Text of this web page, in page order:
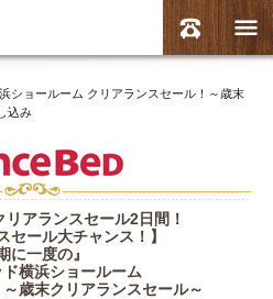
ショールーム クリアランスセール！～歳末
込み
リアランスセール2日間！
セール大チャンス！】
に一度の』
横浜ショールーム
歳末クリアランスセール～